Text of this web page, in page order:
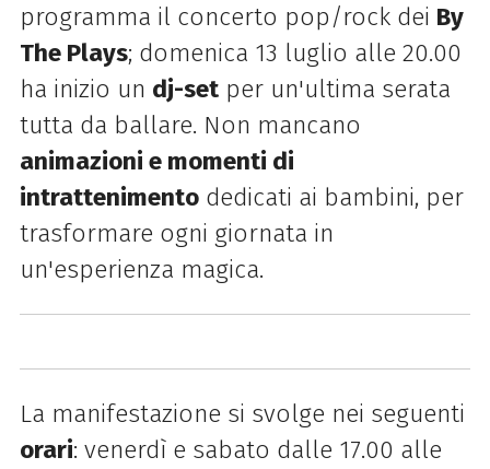
programma il concerto pop/rock dei By
The Plays; domenica 13 luglio alle 20.00
ha inizio un dj-setper un'ultima serata
tutta da ballare. Non mancano
animazioni e momenti di
intrattenimentodedicati ai bambini, per
trasformare ogni giornata in
un'esperienza magica.
La manifestazione si svolge nei seguenti
orari: venerdì e sabato dalle 17.00 alle